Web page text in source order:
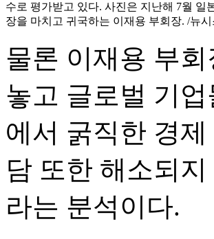
수로 평가받고 있다. 사진은 지난해 7월 일
장을 마치고 귀국하는 이재용 부회장. /뉴시
물론 이재용 부
놓고 글로벌 기
에서 굵직한 경
담 또한 해소되
라는 분석이다.